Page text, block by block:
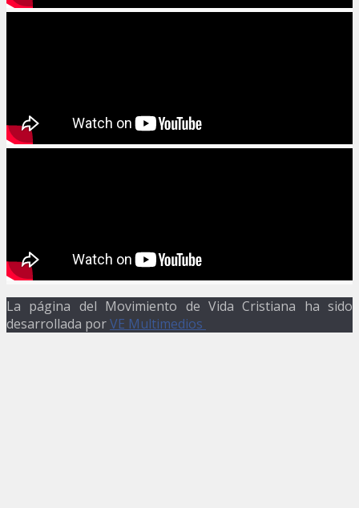
La página del Movimiento de Vida Cristiana ha sido
desarrollada porVE Multimedios